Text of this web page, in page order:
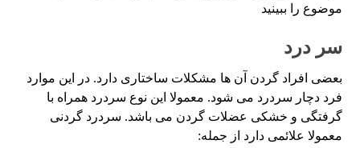
موضوع را ببینید
سر درد
بعضی افراد گردن آن ها مشکلات ساختاری دارد. در این موارد
فرد دچار سردرد می شود. معمولا این نوع سردرد همراه با
گرفتگی و خشکی عضلات گردن می باشد. سردرد گردنی
معمولا علائمی دارد از جمله: